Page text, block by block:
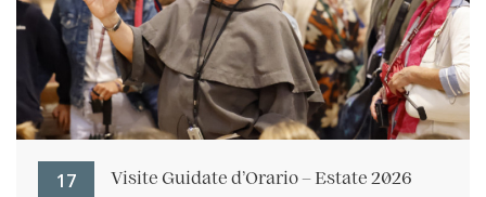
17 Visite Guidate d’Orario – Estate 2026